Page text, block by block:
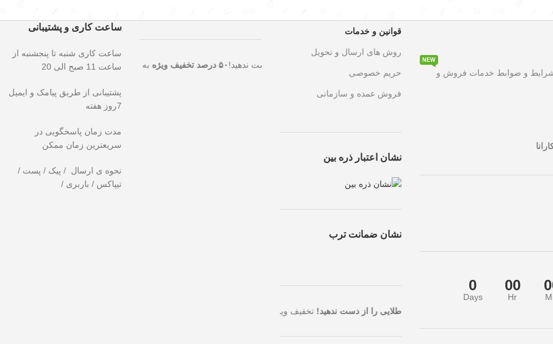
شرایط و ضوابط خدمات فروش و
NEW
0
Days
00
Hr
قوانین و خدمات
روش های ارسال و تحویل
حریم خصوصی
فروش عمده و سازمانی
نشان اعتبار ذره بین
نشان ضمانت ترب
فرصت طلایی را از دست ندهید!قیمت با بالاترین تخفیف، همین حالا سفارش خود را ثبت کنید.
۵۰ درصد تخفیف ویژه به مدت محدود روی به مدت محدود روی تمامی محصولات. این فرصت استثنایی را از دست ندهید!
ساعت کاری و پشتیبانی
ساعت کاری شنبه تا پنجشنبه از
ساعت 11 صبح الی 20
پشتیبانی از طریق پیامک و ایمیل
7روز هفته
مدت زمان پاسخگویی در
سریعترین زمان ممکن
نحوه ی ارسال / پیک / پست /
تیپاکس / باربری /